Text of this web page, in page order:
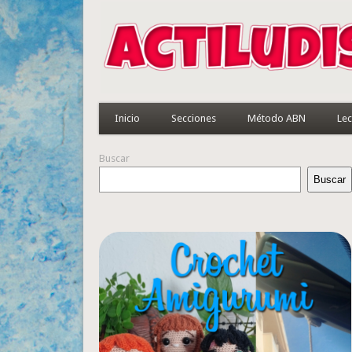
Inicio Secciones Método ABN
Buscar
Buscar